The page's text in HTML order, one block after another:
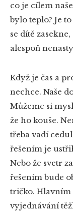
co je cílem
bylo teplo? Je
se dítě
alespoň
Když je čas a
nechce. Naše
Můžeme si
že ho kouše.
třeba vadí
řešením je
Nebo že svetr
řešením bude
tričko. Hlavním
vyjednávání